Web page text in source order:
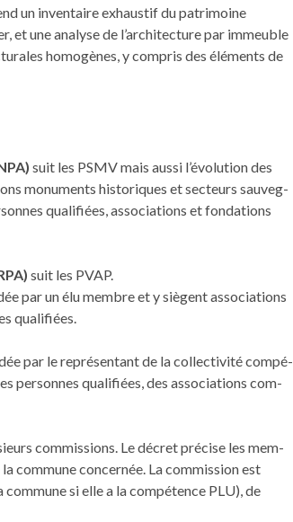
un inventaire exhaustif du patrimoine
et une analyse de l’architecture par immeuble
homogènes, y compris des éléments de
suit les PSMV mais aus­si l’évolution des
mon­u­ments his­toriques et secteurs sauve­g­
qualifiées, asso­ci­a­tions et fon­da­tions
suit les PVAP.
par un élu mem­bre et y siè­gent asso­ci­a­tions
qualifiées.
par le représen­tant de la col­lec­tiv­ité com­pé­
personnes qualifiées, des asso­ci­a­tions com­
com­mis­sions. Le décret précise les mem­
com­mune con­cernée. La com­mis­sion est
si elle a la com­pé­tence PLU), de